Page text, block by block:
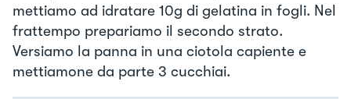
mettiamo ad idratare 10g di gelatina in fogli. Nel
frattempo prepariamo il secondo strato.
Versiamo la panna in una ciotola capiente e
mettiamone da parte 3 cucchiai.